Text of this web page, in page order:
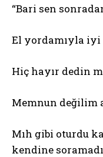
“Bari sen
El yordamıyla iyi
Hiç hayır dedin
Memnun değilim
Mıh gibi oturdu
kendine